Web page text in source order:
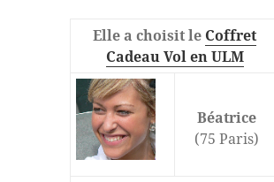
Elle a choisit le Coffret
Cadeau Vol en ULM
Béatrice
(75 Paris)